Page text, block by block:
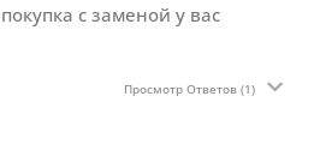
с заменой у вас
Просмотр Ответов(1)